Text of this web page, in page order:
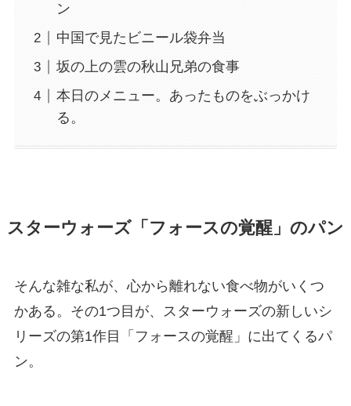
ン
中国で見たビニール袋弁当
坂の上の雲の秋山兄弟の食事
本日のメニュー。あったものをぶっかけ
る。
スターウォーズ「フォースの覚醒」のパン
そんな雑な私が、心から離れない食べ物がいくつ
かある。その1つ目が、スターウォーズの新しいシ
リーズの第1作目「フォースの覚醒」に出てくるパ
ン。